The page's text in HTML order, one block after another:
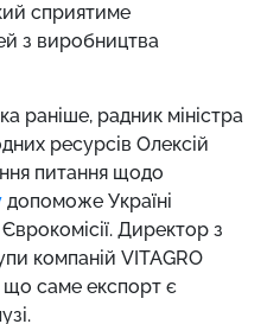
сприятиме
з виробництва
раніше, радник міністра
ресурсів Олексій
питання щодо
допоможе Україні
Директор з
компаній VITAGRO
що саме експорт є